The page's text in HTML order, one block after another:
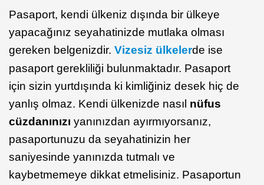
Pasaport, kendi ülkeniz dışında bir ülkeye
yapacağınız seyahatinizde mutlaka olması
gereken belgenizdir. Vizesiz ülkelerde ise
pasaport gerekliliği bulunmaktadır. Pasaport
için sizin yurtdışında ki kimliğiniz desek hiç de
yanlış olmaz. Kendi ülkenizde nasıl nüfus
cüzdanınızı yanınızdan ayırmıyorsanız,
pasaportunuzu da seyahatinizin her
saniyesinde yanınızda tutmalı ve
kaybetmemeye dikkat etmelisiniz. Pasaportun